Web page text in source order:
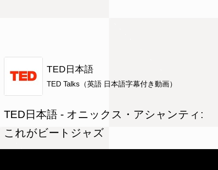
TED日本語
TED Talks（英語 日本語字幕付き動画）
TED日本語 - オニックス・アシャンティ:
これがビートジャズ